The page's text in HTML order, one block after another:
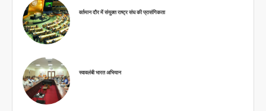
वर्तमान दौर में संयुक्त राष्ट्र संघ की प्रासंगिकता
स्वावलंबी भारत अभियान